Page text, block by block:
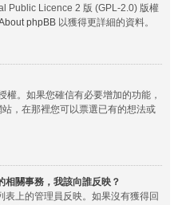
Public Licence 2 版 (GPL-2.0) 版權
phpBB 以獲得更詳細的資料。
。如果您確信有必要增加的功能，
站，在那裡您可以票選已有的想法或
相關事務，我該向誰反映？
上的管理員反映。如果沒有獲得回